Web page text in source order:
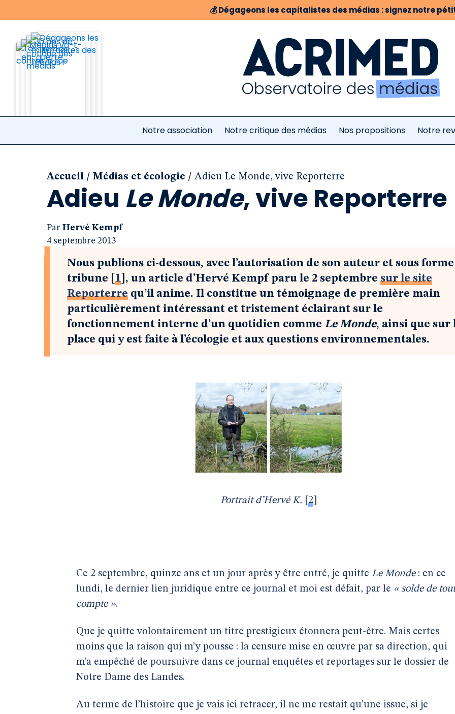
💰Dégageons les capitalistes des médias : signez notre
Notre association Notre critique des médias Nos propositions Notre
Accueil / Médias et écologie / Adieu Le Monde, vive Reporterre
Adieu Le Monde, vive Reporterre
Par Hervé Kempf
4 septembre 2013
Nous publions ci-dessous, avec l’autorisation de son auteur et sous
tribune
1 , un article d’Hervé Kempf paru le 2 septembre sur le site
Reporterre qu’il anime. Il constitue un témoignage de première main
particulièrement intéressant et tristement éclairant sur le
fonctionnement interne d’un quotidien comme Le Monde, ainsi que sur
place qui y est faite à l’écologie et aux questions environnementales.
Portrait d’Hervé K. 2]
Ce 2 septembre, quinze ans et un jour après y être entré, je quitte Le Monde: en ce
lundi, le dernier lien juridique entre ce journal et moi est défait, par le « solde de tout
compte ».
Que je quitte volontairement un titre prestigieux étonnera peut-être. Mais certes
moins que la raison qui m’y pousse : la censure mise en œuvre par sa direction, qui
m’a empêché de poursuivre dans ce journal enquêtes et reportages sur le dossier de
Notre Dame des Landes.
Au terme de l’histoire que je vais ici retracer, il ne me restait qu’une issue, si je